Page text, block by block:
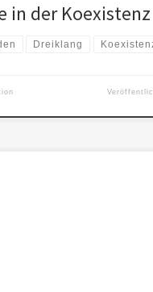
in der Koexistenz
Dreiklang